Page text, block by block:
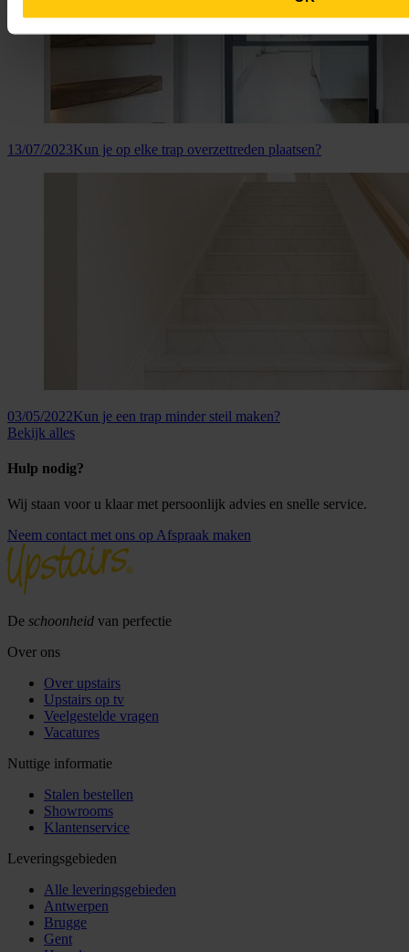
13/07/2023Kun je op elke trap overzettreden plaatsen?
03/05/2022Kun je een trap minder steil maken?
Bekijk alles
Hulp nodig?
Wij staan voor u klaar met persoonlijk advies en snelle service.
Neem contact met ons op Afspraak maken
De schoonheid van perfectie
Over ons
Over upstairs
Upstairs op tv
Veelgestelde vragen
Vacatures
Nuttige informatie
Stalen bestellen
Showrooms
Klantenservice
Leveringsgebieden
Alle leveringsgebieden
Antwerpen
Brugge
Gent